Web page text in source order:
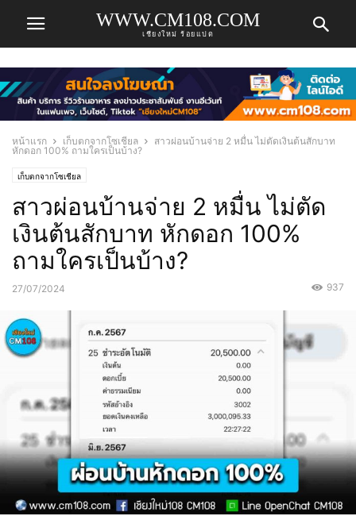
WWW.CM108.COM
เชียงใหม่ ร้อยแปด
หน้าแรก เก็บตกจากโซเชียล
สาวผ่อนบ้านจ่าย 2 หมื่น ไม่ตัดเงินต้นสักบาท
หักดอก 100% ถามใครเป็นบ้าง?
เก็บตกจากโซเชียล
สาวผ่อนบ้านจ่าย 2 หมื่น ไม่ตัด
เงินต้นสักบาท หักดอก 100%
ถามใครเป็นบ้าง?
27/07/2024 937